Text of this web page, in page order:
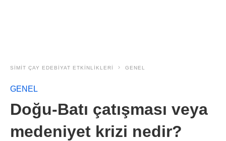
SIMIT ÇAY EDEBIYAT ETKINLIKLERI GENEL
GENEL
Doğu-Batı çatışması veya
medeniyet krizi nedir?